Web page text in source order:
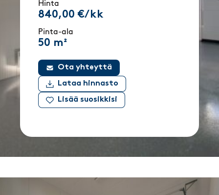
Hinta
840,00 €/kk
Pinta-ala
50 m²
Ota yhteyttä
Lataa hinnasto
Lisää suosikkisi